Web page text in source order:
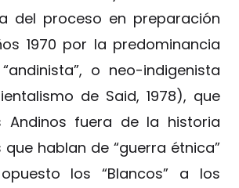
del proceso en preparación
1970 por la predominancia
o neo-indigenista
de Said, 1978), que
Andinos fuera de la historia
que hablan de “guerra étnica”
los “Blancos” a los